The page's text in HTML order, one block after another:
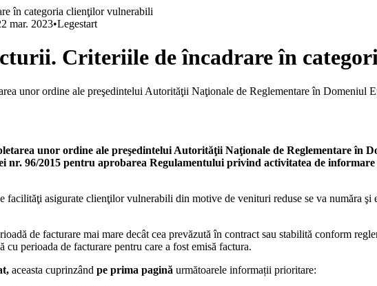
mar. 2023•Legestart
Criteriile de încadrare în
unor ordine ale preşedintelui Autorităţii Naţionale de Reglementare în Domeniul
unor ordine ale preşedintelui Autorităţii Naţionale de Reglementare în
nr. 96/2015 pentru aprobarea Regulamentului privind activitatea de
asigurate clienţilor vulnerabili din motive de venituri reduse se va număra şi
de facturare mai mare decât cea prevăzută în contract sau stabilită conform
perioada de facturare pentru care a fost emisă factura.
aceasta cuprinzând pe prima pagină următoarele informații prioritare: